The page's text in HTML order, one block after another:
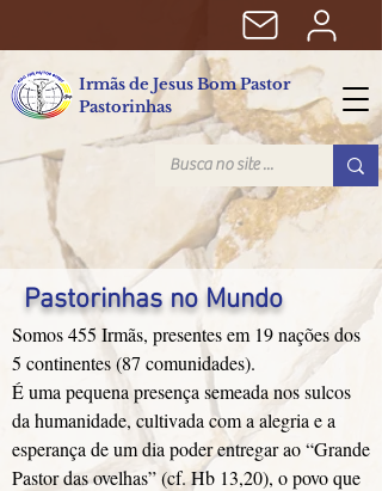
Irmãs de Jesus Bom Pastor
Pastorinhas
Pastorinhas no Mundo
Somos 455 Irmãs, presentes em 19 nações dos
5 continentes (87 comunidades).
É uma pequena presença semeada nos sulcos
da humanidade, cultivada com a alegria e a
esperança de um dia poder entregar ao “Grande
Pastor das ovelhas” (cf. Hb 13,20), o povo que